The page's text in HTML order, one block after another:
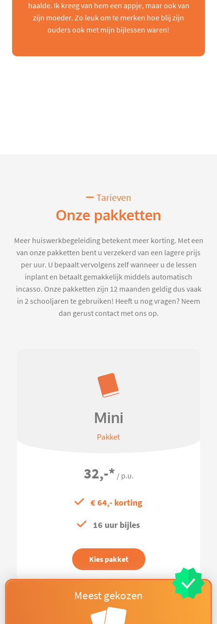
haalde. Ik kreeg van hem een appje, maar ook van
zijn moeder. Zo leuk om te merken hoe blij zijn
ouders ook met mijn bijlessen waren!
Tarieven
Onze pakketten
Meer huiswerkbegeleiding betekent meer korting. Met een
van onze pakketten bent u verzekerd van een lagere prijs
per uur. U bepaalt vervolgens zelf wanneer u de lessen
inplant en betaalt gemakkelijk middels automatisch
incasso. Onze pakketten zijn 12 maanden geldig dus vaak
in 2 schooljaren te gebruiken! Heeft u nog vragen? Neem
dan gerust contact met ons op.
Mini
Pakket
32,-* / p.u.
€ 64,- korting
16 uur bijles
Kies pakket